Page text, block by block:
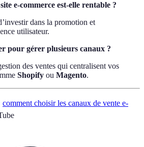
e-commerce est-elle rentable ?
dans la promotion et
utilisateur.
pour gérer plusieurs canaux ?
des ventes qui centralisent vos
Shopify ou Magento.
comment choisir les canaux de vente e-